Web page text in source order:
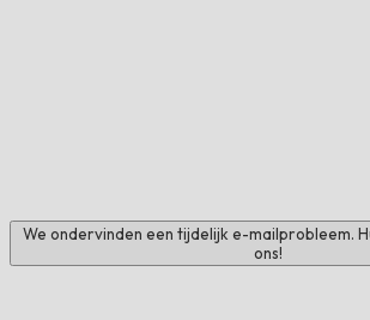
We ondervinden een tijdelijk e-mailprobleem.
ons!